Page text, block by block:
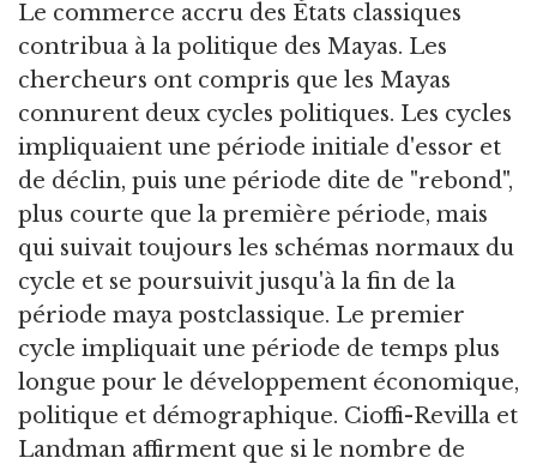
Le commerce accru des États classiques
contribua à la politique des Mayas. Les
chercheurs ont compris que les Mayas
connurent deux cycles politiques. Les cycles
impliquaient une période initiale d'essor et
de déclin, puis une période dite de "rebond",
plus courte que la première période, mais
qui suivait toujours les schémas normaux du
cycle et se poursuivit jusqu'à la fin de la
période maya postclassique. Le premier
cycle impliquait une période de temps plus
longue pour le développement économique,
politique et démographique. Cioffi-Revilla et
Landman affirment que si le nombre de